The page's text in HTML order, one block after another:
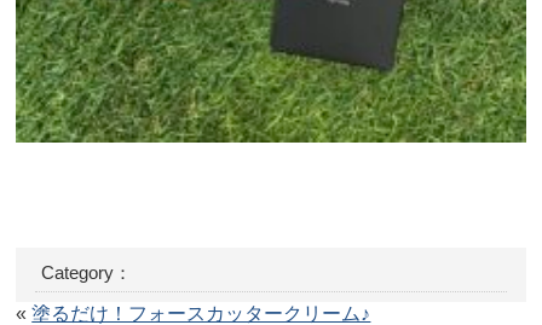
Category：
«塗るだけ！フォースカッタークリーム♪